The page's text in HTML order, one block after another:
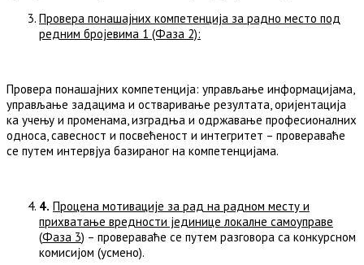
Провера понашајних компетенција за радно место под
редним бројевима 1 (Фаза 2):
Провера понашајних компетенција: управљање информацијама,
управљање задацима и остваривање резултата, оријентација
ка учењу и променама, изградња и одржавање професионалних
односа, савесност и посвећеност и интегритет – провераваће
се путем интервјуа базираног на компетенцијама.
4. Процена мотивације за рад на радном месту и
прихватање вредности јединице локалне самоуправе
(Фаза 3) – провераваће се путем разговора са конкурсном
комисијом (усмено).